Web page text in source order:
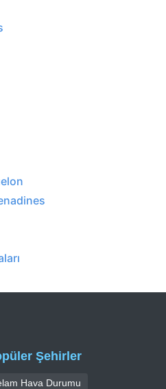
Şehirler
Hava Durumu